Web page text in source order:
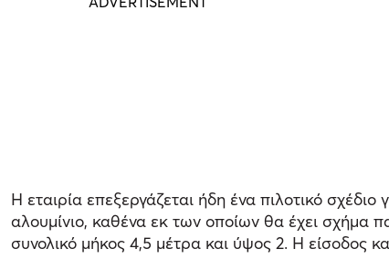
Η εταιρία επεξεργάζεται ήδη ένα πιλοτικό
αλουμίνιο, καθένα εκ των οποίων θα έχει σχήμα
συνολικό μήκος 4,5 μέτρα και ύψος 2. Η είσοδος